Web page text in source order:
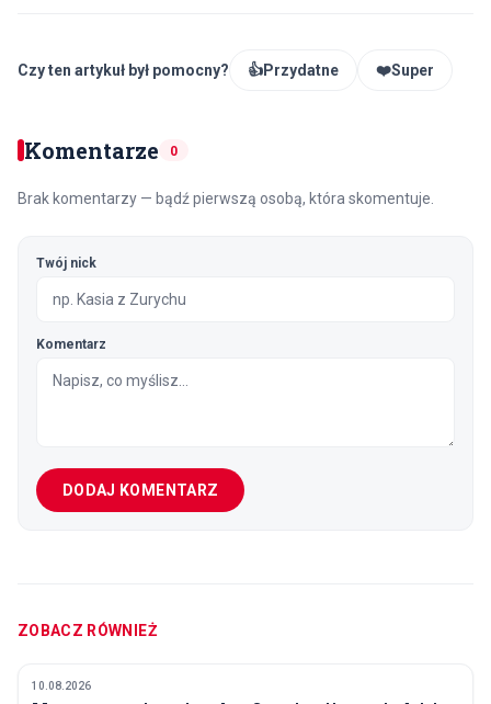
Czy ten artykuł był pomocny? 👍Przydatne ❤️Super
Komentarze 0
Brak komentarzy — bądź pierwszą osobą, która skomentuje.
Twój nick
Komentarz
DODAJ KOMENTARZ
ZOBACZ RÓWNIEŻ
ŚRODOWISKO I EKOLOGIA
10.08.2026